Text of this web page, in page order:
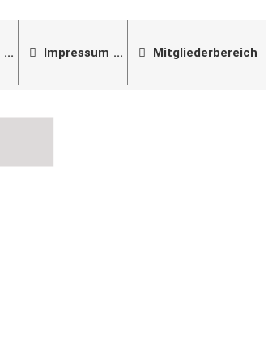
Impressum Mitgliederbereich